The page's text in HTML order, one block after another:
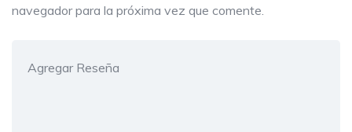
navegador para la próxima vez que comente.